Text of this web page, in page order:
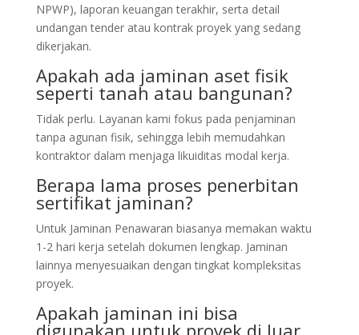
NPWP), laporan keuangan terakhir, serta detail
undangan tender atau kontrak proyek yang sedang
dikerjakan.
Apakah ada jaminan aset fisik
seperti tanah atau bangunan?
Tidak perlu. Layanan kami fokus pada penjaminan
tanpa agunan fisik, sehingga lebih memudahkan
kontraktor dalam menjaga likuiditas modal kerja.
Berapa lama proses penerbitan
sertifikat jaminan?
Untuk Jaminan Penawaran biasanya memakan waktu
1-2 hari kerja setelah dokumen lengkap. Jaminan
lainnya menyesuaikan dengan tingkat kompleksitas
proyek.
Apakah jaminan ini bisa